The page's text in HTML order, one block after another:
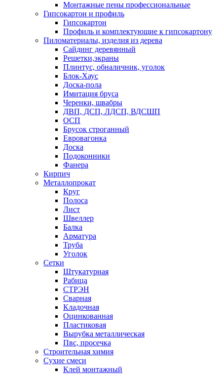
Монтажные пены профессиональные
Гипсокартон и профиль
Гипсокартон
Профиль и комплектующие к гипсокартону
Пиломатериалы, изделия из дерева
Сайдинг деревянный
Решетки,экраны
Плинтус, обналичник, уголок
Блок-Хаус
Доска-пола
Имитация бруса
Черенки, швабры
ДВП, ДСП, ЛДСП, ВДСШП
ОСП
Брусок строганный
Евровагонка
Доска
Подоконники
Фанера
Кирпич
Металлопрокат
Круг
Полоса
Лист
Швеллер
Балка
Арматура
Труба
Уголок
Сетки
Штукатурная
Рабица
СТРЭН
Сварная
Кладочная
Оцинкованная
Пластиковая
Вырубка металлическая
Пвс, просечка
Строительная химия
Сухие смеси
Клей монтажный